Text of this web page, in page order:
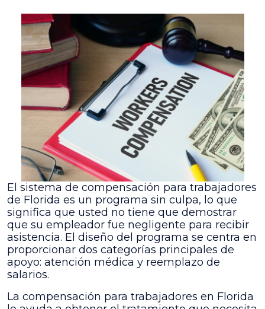
El sistema de compensación para trabajadores
de Florida es un programa sin culpa, lo que
significa que usted no tiene que demostrar
que su empleador fue negligente para recibir
asistencia. El diseño del programa se centra en
proporcionar dos categorías principales de
apoyo: atención médica y reemplazo de
salarios.
La compensación para trabajadores en Florida